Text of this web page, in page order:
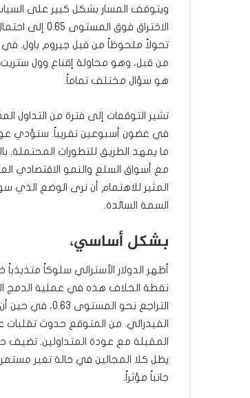
ويتوقف المسار بشكل كبير على
تحولاً ملحوظاً من قبل جيروم باول.
من قبل، وهو محاولة إقناع وول ستريت
هو سؤال مختلف تماماً.
تشير التوقعات إلى فترة من التداول
في غضون أسبوعين تقريباً. ستؤدي
ما يمهد الطريق للتطورات المحتملة.
مع أسواق السلع والنمو الاقتصادي
المثير للاهتمام أن نرى الوضع
السمة السائدة.
بشكل أساسي،
نقطة الخلاف هذه في عملية الدمج
الفيدرالي. من المتوقع حدوث تقلبات
المقبلة مع عودة المتداولين. تضيف
يظل كلا المجالين في حالة تغير
جانباً مؤثراً.